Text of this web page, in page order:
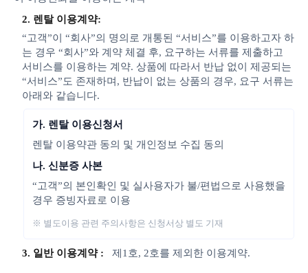
2. 렌탈 이용계약:
“고객”이 “회사”의 명의로 개통된 “서비스”를 이용하고자 하
는 경우 “회사”와 계약 체결 후, 요구하는 서류를 제출하고
서비스를 이용하는 계약. 상품에 따라서 반납 없이 제공되는
“서비스”도 존재하며, 반납이 없는 상품의 경우, 요구 서류는
아래와 같습니다.
가. 렌탈 이용신청서
렌탈 이용약관 동의 및 개인정보 수집 동의
나. 신분증 사본
“고객”의 본인확인 및 실사용자가 불/편법으로 사용했을
경우 증빙자료로 이용
※ 별도이용 관련 주의사항은 신청서상 별도 기재
3. 일반 이용계약 : 제1호, 2호를 제외한 이용계약.